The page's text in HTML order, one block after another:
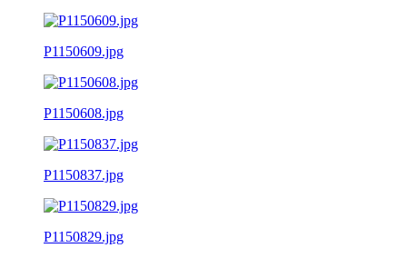
P1150609.jpg
P1150608.jpg
P1150837.jpg
P1150829.jpg